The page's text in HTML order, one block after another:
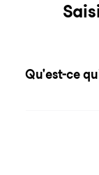
Qu'est-ce